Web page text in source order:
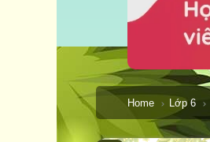
Home Lớp 6